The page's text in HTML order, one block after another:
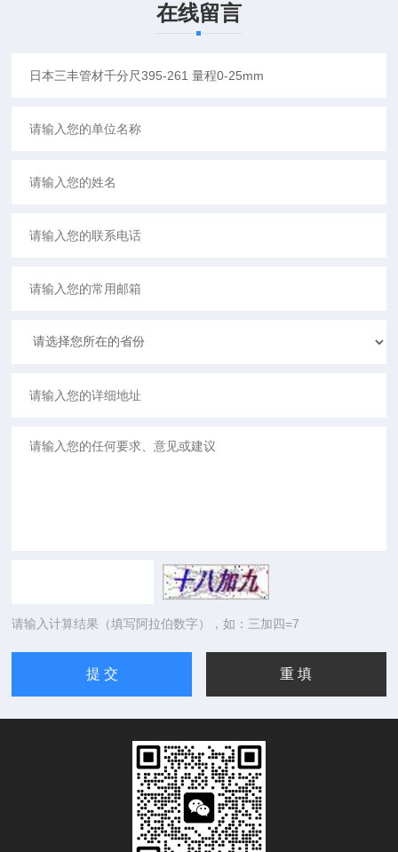
在线留言
请输入计算结果（填写阿拉伯数字），如：三加四=7